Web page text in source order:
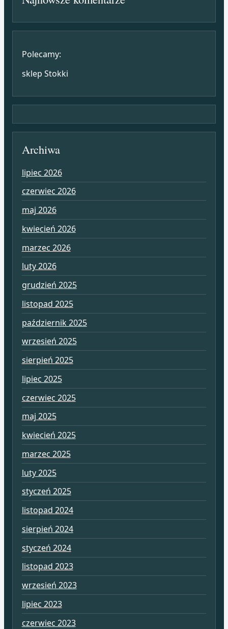
Polecamy:
sklep Stokki
Archiwa
lipiec 2026
czerwiec 2026
maj 2026
kwiecień 2026
marzec 2026
luty 2026
grudzień 2025
listopad 2025
październik 2025
wrzesień 2025
sierpień 2025
lipiec 2025
czerwiec 2025
maj 2025
kwiecień 2025
marzec 2025
luty 2025
styczeń 2025
listopad 2024
sierpień 2024
styczeń 2024
listopad 2023
wrzesień 2023
lipiec 2023
czerwiec 2023